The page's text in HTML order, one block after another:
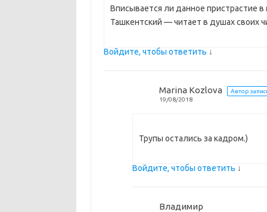
Вписывается ли данное пристрастие
Ташкентский — читает в душах своих
Войдите, чтобы ответить ↓
Marina Kozlova
Автор
19/08/2018
Трупы остались за кадром.)
Войдите, чтобы ответить ↓
Владимир